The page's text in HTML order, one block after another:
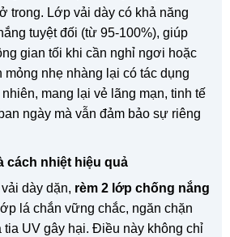
trong. Lớp vải dày có khả năng
tuyệt đối (từ 95-100%), giúp
gian tối khi cần nghỉ ngơi hoặc
nhẹ nhàng lại có tác dụng
mang lại vẻ lãng mạn, tinh tế
ngày mà vẫn đảm bảo sự riêng
cách nhiệt hiệu quả
dày dặn, rèm 2 lớp chống nắng
lá chắn vững chắc, ngăn chặn
tia UV gây hại. Điều này không chỉ